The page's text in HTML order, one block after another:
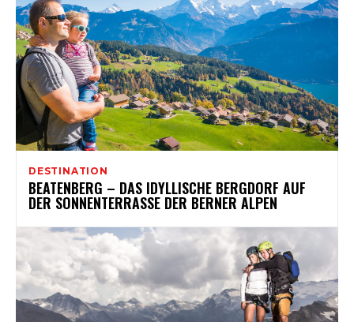
DESTINATION
BEATENBERG – DAS IDYLLISCHE BERGDORF AUF
DER SONNENTERRASSE DER BERNER ALPEN